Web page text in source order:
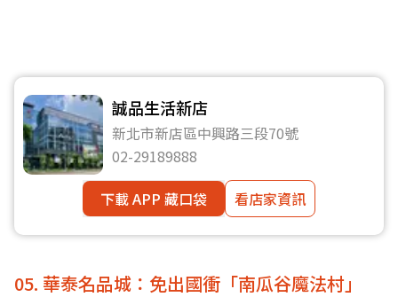
誠品生活新店
新北市新店區中興路三段70號
02-29189888
下載 APP 藏口袋
看店家資訊
05. 華泰名品城：免出國衝「南瓜谷魔法村」